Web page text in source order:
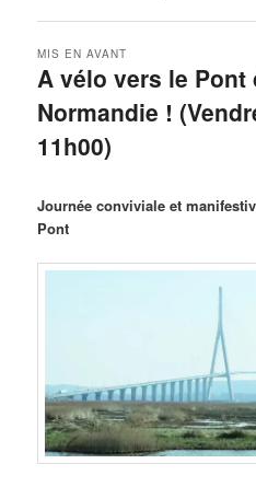
A vélo vers le Pont
Normandie !
11h00)
MIS EN AVANT
Journée conviviale et
Pont